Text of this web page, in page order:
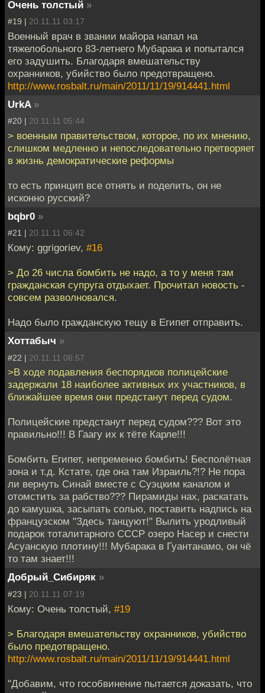
Очень толстый »
#19 | 20.11.11 03:17
Военный врач в звании майора напал на
тяжелобольного 83-летнего Мубарака и попытался
его задушить. Благодаря вмешательству
охранников, убийство было предотвращено.
http://www.rosbalt.ru/main/2011/11/19/914441.html
UrkA »
#20 | 20.11.11 05:44
> военным правительством, которое, по их мнению,
слишком медленно и непоследовательно претворяет
в жизнь демократические реформы
то есть принцип все отнять и поделить, он не
исконно русский?
bqbr0 »
#21 | 20.11.11 06:42
Кому: ggrigoriev, #16
> До 26 числа бомбить не надо, а то у меня там
гражданская супруга отдыхает. Прочитал новость -
совсем разволновался.
Надо было гражданскую тещу в Египет отправить.
Хоттабыч »
#22 | 20.11.11 06:57
>В ходе подавления беспорядков полицейские
задержали 18 наиболее активных их участников, в
ближайшее время они предстанут перед судом.
Полицейские предстанут перед судом??? Вот это
правильно!!! В Гаагу их к тёте Карле!!!
Бомбить Египет, непременно бомбить! Бесполётная
зона и т.д. Кстате, где она там Израиль?!? Не пора
ли вернуть Синай вместе с Суэцким каналом и
отомстить за рабство??? Пирамиды нах, раскатать
до камушка, засыпать солью, поставить надпись на
французском "Здесь танцуют!" Вылить уродливый
подарок тоталитарного СССР озеро Насер и снести
Асуанскую плотину!!! Мубарака в Гуантанамо, он чё
то там знает!!!
Добрый_Сибиряк »
#23 | 20.11.11 07:19
Кому: Очень толстый, #19
> Благодаря вмешательству охранников, убийство
было предотвращено.
http://www.rosbalt.ru/main/2011/11/19/914441.html
"Добавим, что гособвинение пытается доказать, что